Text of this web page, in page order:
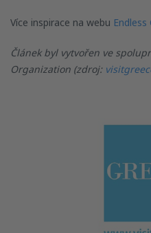
Více inspirace na webu Endless
Článek byl vytvořen ve
Organization (zdroj: